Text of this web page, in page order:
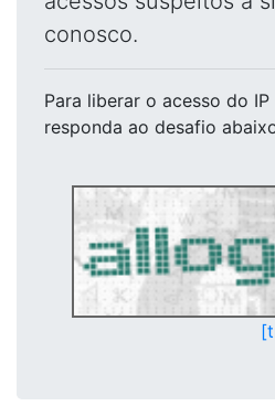
conosco.
Para liberar o acesso do IP
responda ao desafio